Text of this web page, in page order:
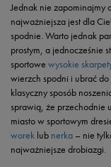
Jednak nie zapominajmy
najważniejsza jest dla
spodnie. Warto jednak
prostym, a jednocześnie
sportowe wysokie
wierzch spodni i ubrać
klasyczny sposób
sprawią, że przechodnie
miasto w sportowym
worek lub nerka – nie
najważniejsze drobiazgi.